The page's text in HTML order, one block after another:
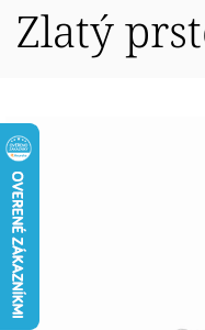
Zlatý